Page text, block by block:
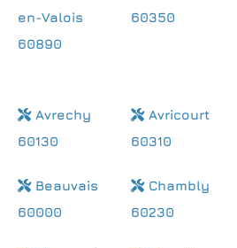
en-Valois
60890
60350
Avrechy
60130
Avricourt
60310
Beauvais
60000
Chambly
60230